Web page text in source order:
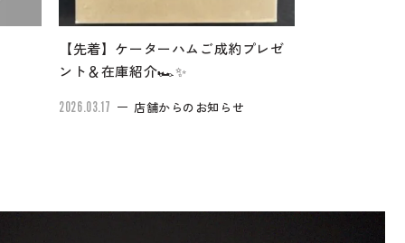
【先着】ケーターハムご成約プレゼ
ント＆在庫紹介🏎✨
2026.03.17 店舗からのお知らせ